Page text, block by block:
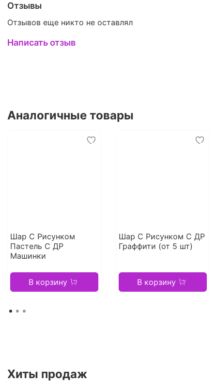
Отзывы
Отзывов еще никто не оставлял
Написать отзыв
Аналогичные товары
Шар С Рисунком
Пастель С ДР
Машинки
В корзину
Шар С Рисунком С ДР
Граффити (от 5 шт)
В корзину
Хиты продаж